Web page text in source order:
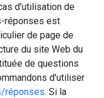
d'utilisation de
réponses est
de page de
du site Web du
de questions
d'utiliser
réponses. Si la